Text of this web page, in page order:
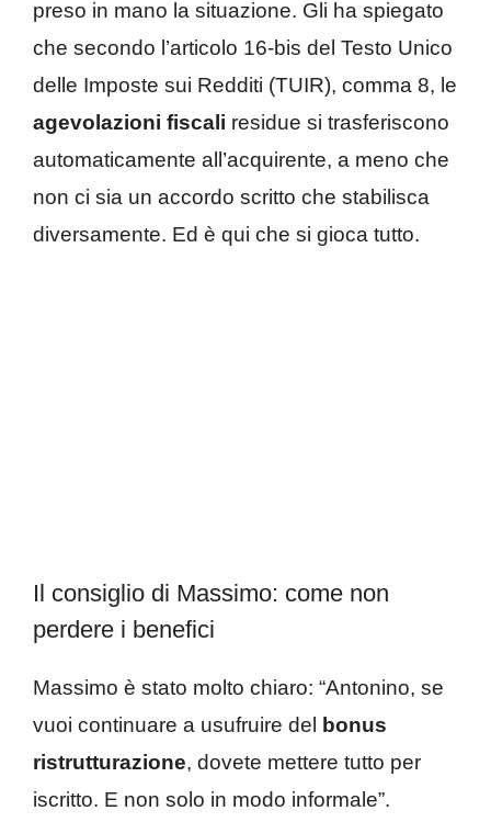
preso in mano la situazione. Gli ha spiegato
che secondo l’articolo 16-bis del Testo Unico
delle Imposte sui Redditi (TUIR), comma 8, le
agevolazioni fiscali residue si trasferiscono
automaticamente all’acquirente, a meno che
non ci sia un accordo scritto che stabilisca
diversamente. Ed è qui che si gioca tutto.
Il consiglio di Massimo: come non
perdere i benefici
Massimo è stato molto chiaro: “Antonino, se
vuoi continuare a usufruire del
bonus
ristrutturazione, dovete mettere tutto per
iscritto. E non solo in modo informale”.